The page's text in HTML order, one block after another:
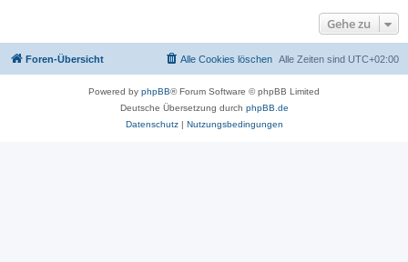
Gehe zu
Foren-Übersicht Alle Zeiten sind UTC+02:00
Alle Cookies löschen
Powered by phpBB® Forum Software © phpBB Limited
Deutsche Übersetzung durch phpBB.de
Datenschutz| Nutzungsbedingungen